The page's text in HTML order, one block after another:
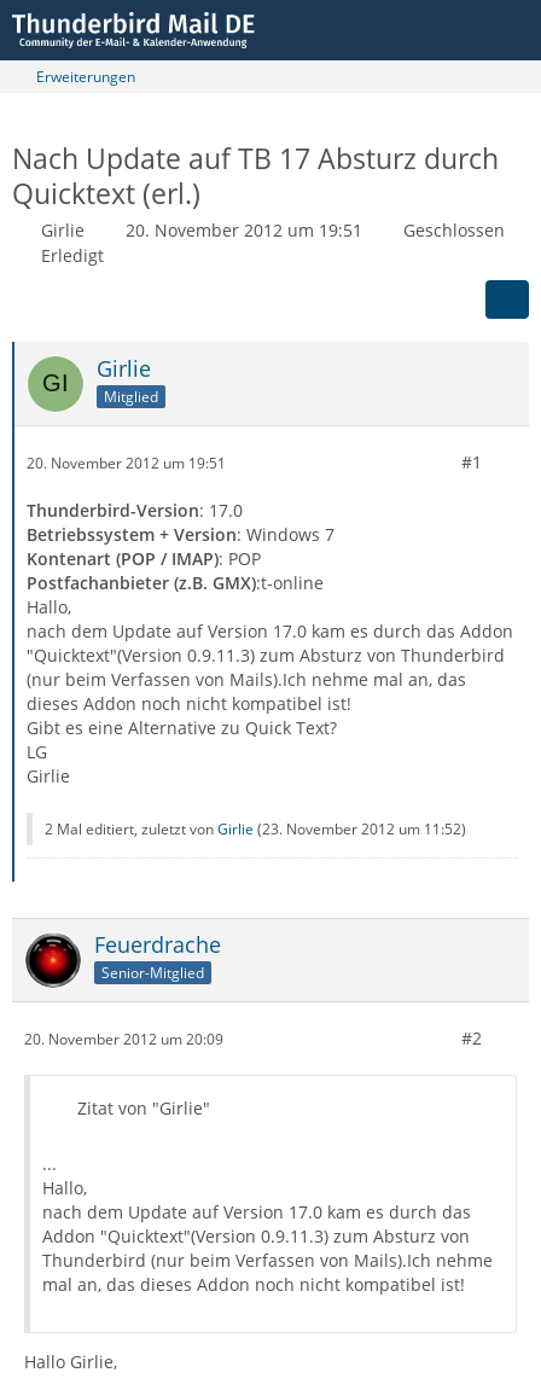
Erweiterungen
Nach Update auf TB 17 Absturz durch
Quicktext (erl.)
Girlie 20. November 2012 um 19:51
Geschlossen
Erledigt
Girlie
Mitglied
20. November 2012 um 19:51 #1
Thunderbird-Version: 17.0
Betriebssystem + Version: Windows 7
Kontenart (POP / IMAP): POP
Postfachanbieter (z.B. GMX):t-online
Hallo,
nach dem Update auf Version 17.0 kam es durch das Addon
"Quicktext"(Version 0.9.11.3) zum Absturz von Thunderbird
(nur beim Verfassen von Mails).Ich nehme mal an, das
dieses Addon noch nicht kompatibel ist!
Gibt es eine Alternative zu Quick Text?
LG
Girlie
2 Mal editiert, zuletzt vonGirlie (23. November 2012 um 11:52)
Feuerdrache
Senior-Mitglied
20. November 2012 um 20:09 #2
Zitat von "Girlie"
...
Hallo,
nach dem Update auf Version 17.0 kam es durch das
Addon "Quicktext"(Version 0.9.11.3) zum Absturz von
Thunderbird (nur beim Verfassen von Mails).Ich nehme
mal an, das dieses Addon noch nicht kompatibel ist!
Hallo Girlie,